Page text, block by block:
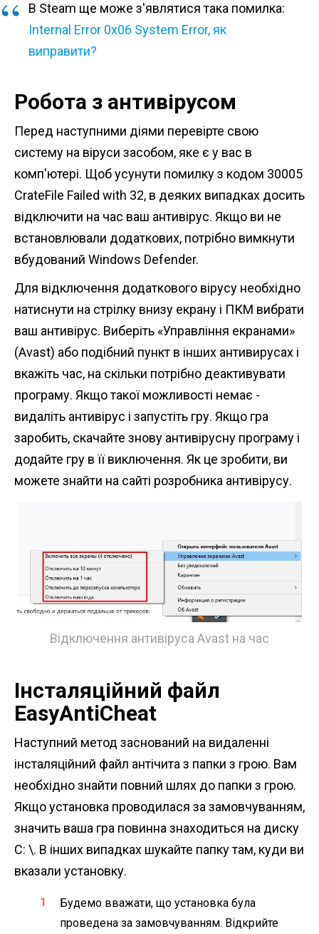
В Steam ще може з'являтися така помилка:
Internal Error 0x06 System Error, як
виправити?
Робота з антивірусом
Перед наступними діями перевірте свою
систему на віруси засобом, яке є у вас в
комп'ютері. Щоб усунути помилку з кодом 30005
CrateFile Failed with 32, в деяких випадках досить
відключити на час ваш антивірус. Якщо ви не
встановлювали додаткових, потрібно вимкнути
вбудований Windows Defender.
Для відключення додаткового вірусу необхідно
натиснути на стрілку внизу екрану і ПКМ вибрати
ваш антивірус. Виберіть «Управління екранами»
(Avast) або подібний пункт в інших антивирусах і
вкажіть час, на скільки потрібно деактивувати
програму. Якщо такої можливості немає -
видаліть антивірус і запустіть гру. Якщо гра
заробить, скачайте знову антивірусну програму і
додайте гру в її виключення. Як це зробити, ви
можете знайти на сайті розробника антивірусу.
Відключення антивіруса Avast на час
Інсталяційний файл
EasyAntiCheat
Наступний метод заснований на видаленні
інсталяційний файл антічита з папки з грою. Вам
необхідно знайти повний шлях до папки з грою.
Якщо установка проводилася за замовчуванням,
значить ваша гра повинна знаходиться на диску
C: \. В інших випадках шукайте папку там, куди ви
вказали установку.
Будемо вважати, що установка була
проведена за замовчуванням. Відкрийте